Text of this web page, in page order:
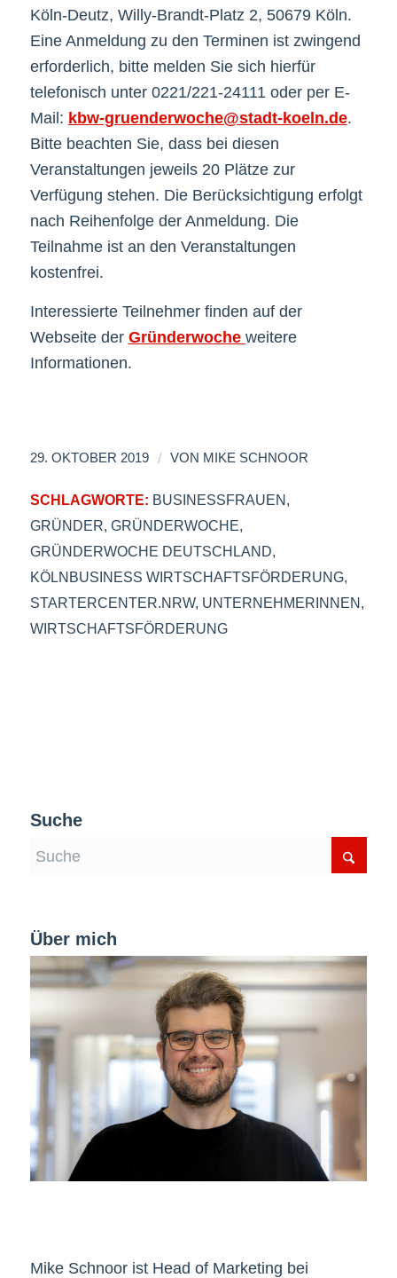
Köln-Deutz, Willy-Brandt-Platz 2, 50679 Köln.
Eine Anmeldung zu den Terminen ist zwingend
erforderlich, bitte melden Sie sich hierfür
telefonisch unter 0221/221-24111 oder per E-
Mail: kbw-gruenderwoche@stadt-koeln.de.
Bitte beachten Sie, dass bei diesen
Veranstaltungen jeweils 20 Plätze zur
Verfügung stehen. Die Berücksichtigung erfolgt
nach Reihenfolge der Anmeldung. Die
Teilnahme ist an den Veranstaltungen
kostenfrei.
Interessierte Teilnehmer finden auf der
Webseite der Gründerwoche weitere
Informationen.
29. OKTOBER 2019 / VON MIKE SCHNOOR
SCHLAGWORTE: BUSINESSFRAUEN,
GRÜNDER, GRÜNDERWOCHE,
GRÜNDERWOCHE DEUTSCHLAND,
KÖLNBUSINESS WIRTSCHAFTSFÖRDERUNG,
STARTERCENTER.NRW, UNTERNEHMERINNEN,
WIRTSCHAFTSFÖRDERUNG
Suche
Über mich
Mike Schnoor ist Head of Marketing bei